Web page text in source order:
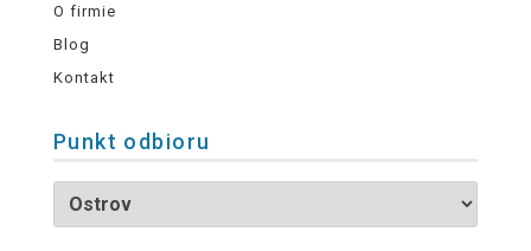
O firmie
Blog
Kontakt
Punkt odbioru